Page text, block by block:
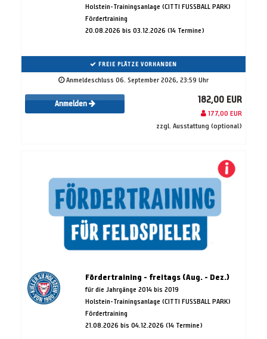
Holstein-Trainingsanlage (CITTI FUSSBALL PARK)
Fördertraining
20.08.2026 bis 03.12.2026 (14 Termine)
FREIE PLÄTZE VORHANDEN
Anmeldeschluss 06. September 2026, 23:59 Uhr
Anmelden 182,00 EUR
177,00 EUR
zzgl. Ausstattung (optional)
Fördertraining - freitags (Aug. - Dez.)
für die Jahrgänge 2014 bis 2019
Holstein-Trainingsanlage (CITTI FUSSBALL PARK)
Fördertraining
21.08.2026 bis 04.12.2026 (14 Termine)